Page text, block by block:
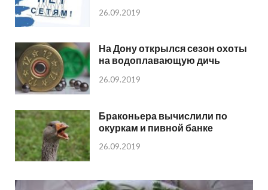
26.09.2019
На Дону открылся сезон охоты
на водоплавающую дичь
26.09.2019
Браконьера вычислили по
окуркам и пивной банке
26.09.2019